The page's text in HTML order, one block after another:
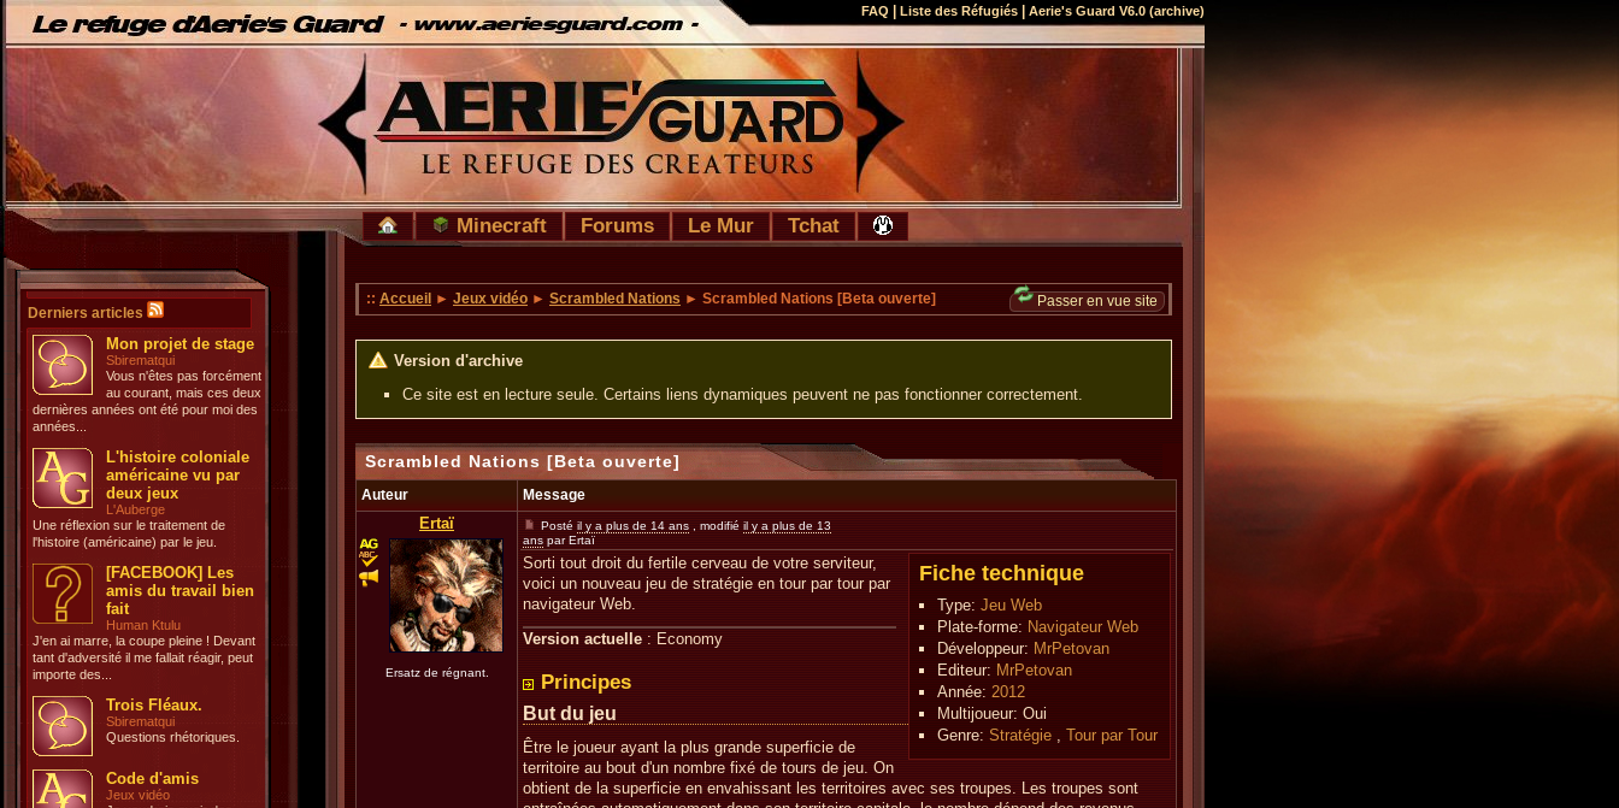
FAQ Liste des Réfugiés Aerie's Guard V6.0 (archive)
Minecraft Forums Le Mur Tchat
Derniers articles
Mon projet de stage
Sbirematqui
Vous n'êtes pas forcément
au courant, mais ces deux
dernières années ont été pour moi des
années...
L'histoire coloniale
américaine vu par
deux jeux
L'Auberge
Une réflexion sur le traitement de
l'histoire (américaine) par le jeu.
[FACEBOOK] Les
amis du travail bien
fait
Human Ktulu
J'en ai marre, la coupe pleine ! Devant
tant d'adversité il me fallait réagir, peut
importe des...
Trois Fléaux.
Sbirematqui
Questions rhétoriques.
Code d'amis
Jeux vidéo
Passer en vue site
:: Accueil ► Jeux vidéo ► Scrambled Nations ► Scrambled Nations [Beta ouverte]
Version d'archive
Ce site est en lecture seule. Certains liens dynamiques peuvent ne pas fonctionner correctement.
Scrambled Nations [Beta ouverte]
Auteur Message
Ertaï
Ersatz de régnant.
Posté il y a plus de 14 ans , modifié il y a plus de 13
ans par Ertaï
Fiche technique
Type: Jeu Web
Plate-forme: Navigateur Web
Développeur: MrPetovan
Editeur: MrPetovan
Année: 2012
Multijoueur: Oui
Genre: Stratégie , Tour par Tour
Sorti tout droit du fertile cerveau de votre serviteur,
voici un nouveau jeu de stratégie en tour par tour par
navigateur Web.
Version actuelle : Economy
Principes
But du jeu
Être le joueur ayant la plus grande superficie de
territoire au bout d'un nombre fixé de tours de jeu. On
obtient de la superficie en envahissant les territoires avec ses troupes. Les troupes sont